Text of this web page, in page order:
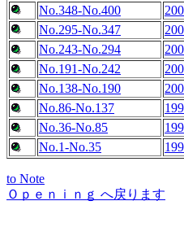
No.348-No.400
No.295-No.347
No.243-No.294
No.191-No.242
No.138-No.190
No.86-No.137
No.36-No.85
No.1-No.35
to Note
Ｏｐｅｎｉｎｇ へ戻ります